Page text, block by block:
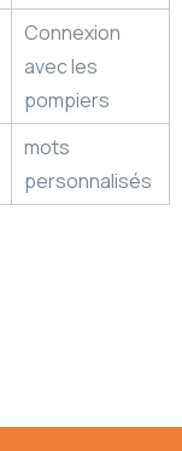
Connexion
avec les
pompiers
mots
personnalisés